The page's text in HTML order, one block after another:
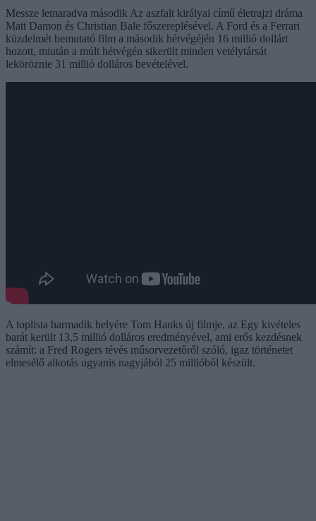
Messze lemaradva második Az aszfalt királyai című életrajzi dráma
Matt Damon és Christian Bale főszereplésével. A Ford és a Ferrari
küzdelmét bemutató film a második hétvégéjén 16 millió dollárt
hozott, miután a múlt hétvégén sikerült minden vetélytársát
leköröznie 31 millió dolláros bevételével.
A toplista harmadik helyére Tom Hanks új filmje, az Egy kivételes
barát került 13,5 millió dolláros eredményével, ami erős kezdésnek
számít: a Fred Rogers tévés műsorvezetőről szóló, igaz történetet
elmesélő alkotás ugyanis nagyjából 25 millióból készült.